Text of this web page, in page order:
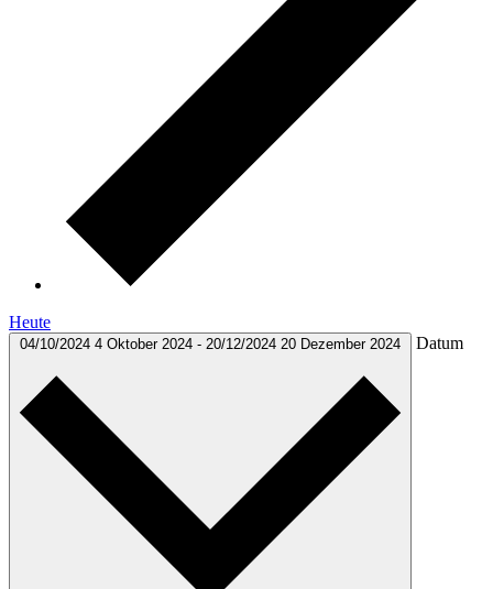
Heute
04/10/2024 4 Oktober 2024 - 20/12/2024 20 Dezember 2024 Datum